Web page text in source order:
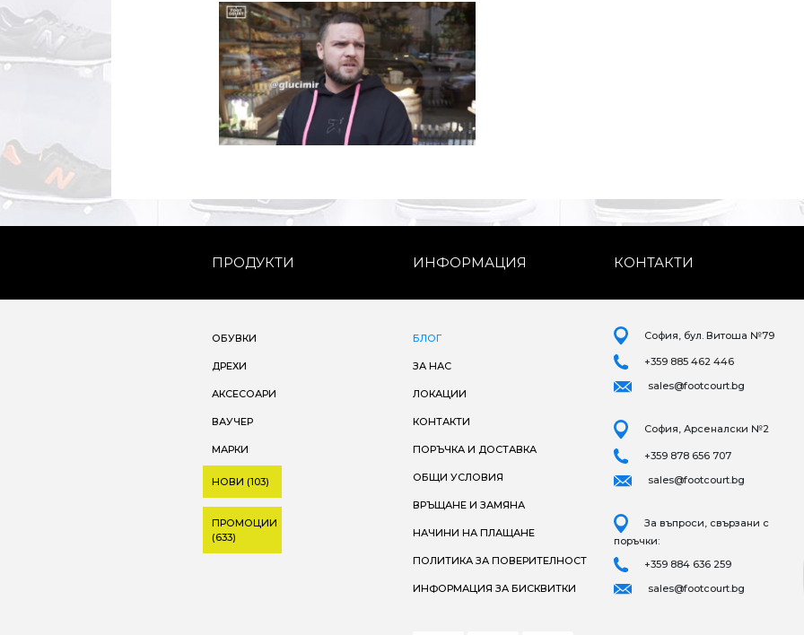
ПРОДУКТИ ИНФОРМАЦИЯ КОНТАКТИ
ОБУВКИ
ДРЕХИ
АКСЕСОАРИ
ВАУЧЕР
МАРКИ
НОВИ (103)
ПРОМОЦИИ
(633)
БЛОГ
ЗА НАС
ЛОКАЦИИ
КОНТАКТИ
ПОРЪЧКА И ДОСТАВКА
ОБЩИ УСЛОВИЯ
ВРЪЩАНЕ И ЗАМЯНА
НАЧИНИ НА ПЛАЩАНЕ
ПОЛИТИКА ЗА ПОВЕРИТЕЛНОСТ
ИНФОРМАЦИЯ ЗА БИСКВИТКИ
София, бул. Витоша №79
+359 885 462 446
sales@footcourt.bg
София, Арсеналски №2
+359 878 656 707
sales@footcourt.bg
За въпроси, свързани с
поръчки:
+359 884 636 259
sales@footcourt.bg